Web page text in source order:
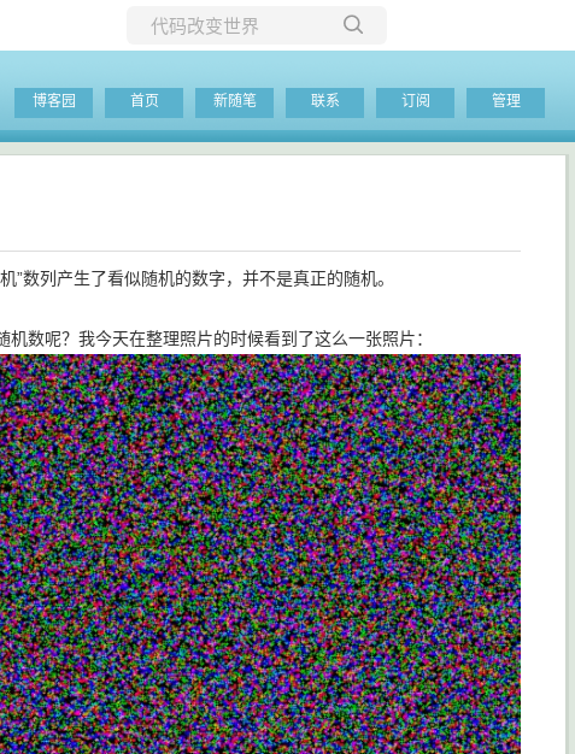
当前博客
博客园 首页 新随笔 联系 订阅 管理
数列产生了看似随机的数字，并不是真正的随机。
数呢？我今天在整理照片的时候看到了这么一张照片：